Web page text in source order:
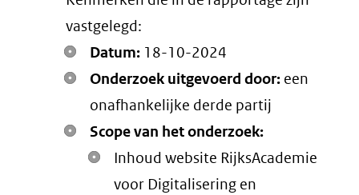
vastgelegd:
Datum: 18-10-2024
Onderzoek uitgevoerd door: een
onafhankelijke derde partij
Scope van het onderzoek:
Inhoud website RijksAcademie
voor Digitalisering en